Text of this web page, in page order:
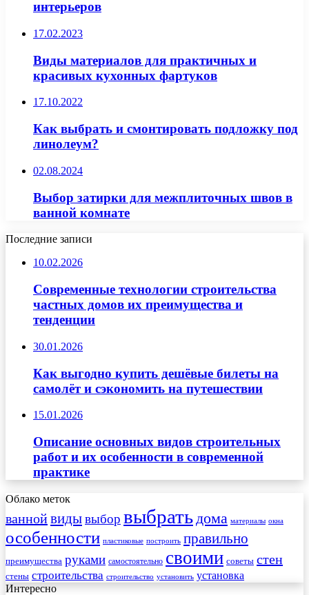
интерьеров
17.02.2023
Виды материалов для практичных и
красивых кухонных фартуков
17.10.2022
Как выбрать и смонтировать подложку под
линолеум?
02.08.2024
Выбор затирки для межплиточных швов в
ванной комнате
Последние записи
10.02.2026
Современные технологии строительства
частных домов их преимущества и
тенденции
30.01.2026
Как выгодно купить дешёвые билеты на
самолёт и сэкономить на путешествии
15.01.2026
Описание основных видов строительных
работ и их особенности в современной
практике
Облако меток
ваннойвидывыбор выбрать дома материалы окна
особенности пластиковые построить правильно
преимущества руками самостоятельно своими советы стен
стены строительства строительство установить установка
Интересно